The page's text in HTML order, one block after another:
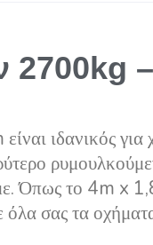
ιδανικός
Όπως το 4m x
όλα σας τα